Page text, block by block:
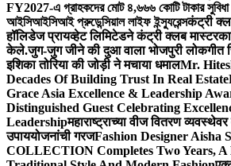
FY2027-এ গ্রাহকদের মোট ৪,৬৬৬ কোটি টাকার সুবিধা
আইসিআইসিআই প্রুডেন্সিয়াল লাইফ ইন্স্যুরেন্সकंट्री
हॉलिडेज प्रायव्हेट लिमिटेडने कंट्री क्लब
केले.जुग-जुग जीने की दुआ वाला भोजपुरी लोकगीत
इशिका तोरिया की जोड़ी ने मचाया धमालMr.
Decades Of Building Trust In Real Estate
Grace Asia Excellence & Leadership
Distinguished Guest Celebrating
Leadershipमहाराष्ट्राच्या वीज वितरण
उपाययोजनांची गरजFashion Designer Aisha
COLLECTION Completes Two Years,